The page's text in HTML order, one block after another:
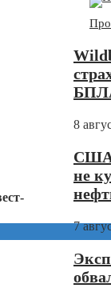
8
США
не
7